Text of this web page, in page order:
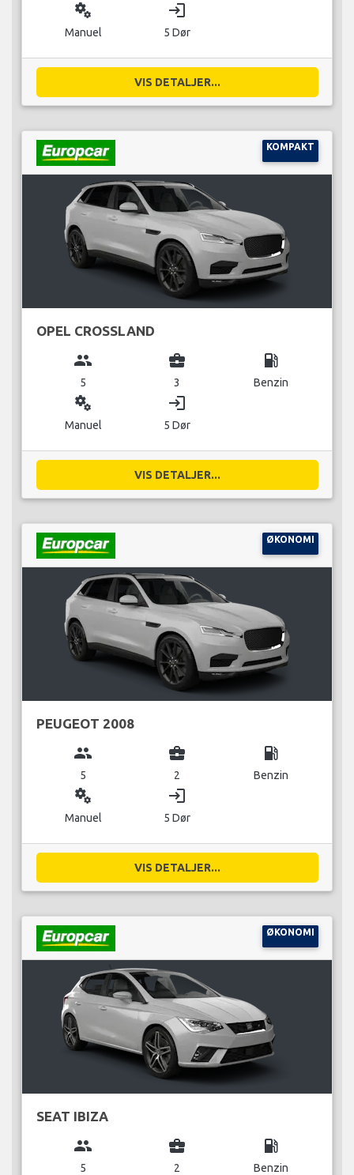
miscellaneous_services
Manuel
login
5 Dør
VIS DETALJER...
KOMPAKT
OPEL CROSSLAND
group
5
business_center
3
local_gas_station
Benzin
miscellaneous_services
Manuel
login
5 Dør
VIS DETALJER...
ØKONOMI
PEUGEOT 2008
group
5
business_center
2
local_gas_station
Benzin
miscellaneous_services
Manuel
login
5 Dør
VIS DETALJER...
ØKONOMI
SEAT IBIZA
group
5
business_center
2
local_gas_station
Benzin